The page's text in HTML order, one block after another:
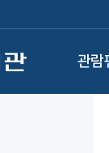
관람